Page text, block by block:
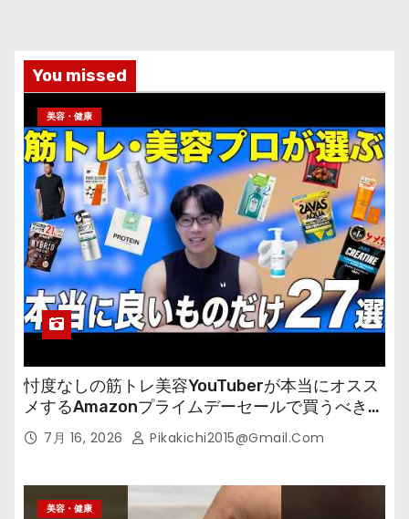
You missed
美容・健康
忖度なしの筋トレ美容YouTuberが本当にオスス
メするAmazonプライムデーセールで買うべきも
の 7月 16, 2026 Pikakichi2015@gmail.com
美容・健康